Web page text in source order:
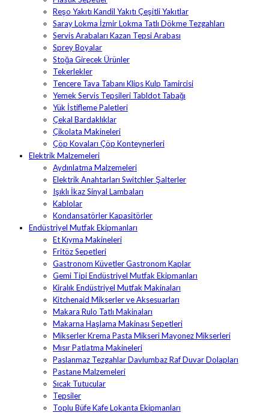
Reşo Yakıtı Kandil Yakıtı Çeşitli Yakıtlar
Saray Lokma İzmir Lokma Tatlı Dökme Tezgahları
Servis Arabaları Kazan Tepsi Arabası
Sprey Boyalar
Stoğa Girecek Ürünler
Tekerlekler
Tencere Tava Tabanı Klips Kulp Tamircisi
Yemek Servis Tepsileri Tabldot Tabağı
Yük İstifleme Paletleri
Çekal Bardaklıklar
Çikolata Makineleri
Çöp Kovaları Çöp Konteynerleri
Elektrik Malzemeleri
Aydınlatma Malzemeleri
Elektrik Anahtarları Switchler Şalterler
Işıklı İkaz Sinyal Lambaları
Kablolar
Kondansatörler Kapasitörler
Endüstriyel Mutfak Ekipmanları
Et Kıyma Makineleri
Fritöz Sepetleri
Gastronom Küvetler Gastronom Kaplar
Gemi Tipi Endüstriyel Mutfak Ekipmanları
Kiralık Endüstriyel Mutfak Makinaları
Kitchenaid Mikserler ve Aksesuarları
Makara Rulo Tatlı Makinaları
Makarna Haşlama Makinası Sepetleri
Mikserler Krema Pasta Mikseri Mayonez Mikserleri
Mısır Patlatma Makineleri
Paslanmaz Tezgahlar Davlumbaz Raf Duvar Dolapları
Pastane Malzemeleri
Sıcak Tutucular
Tepsiler
Toplu Büfe Kafe Lokanta Ekipmanları